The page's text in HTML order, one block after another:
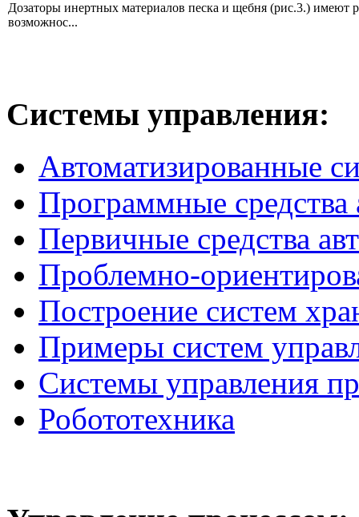
Дозаторы инертных материалов песка и щебня (рис.3.) имеют
возможнос...
Системы управления:
Автоматизированные
Программные средства
Первичные средства
Проблемно-
Построение систем
Примеры систем
Системы управления
Робототехника